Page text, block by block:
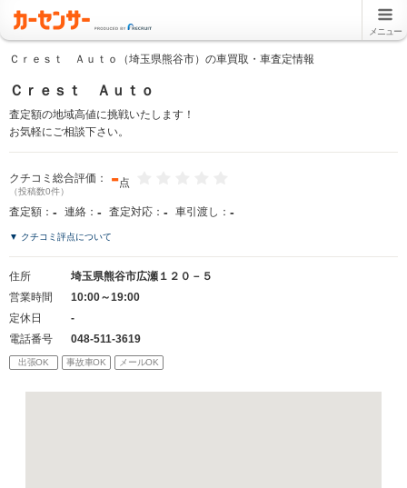
メニュー
Ｃｒｅｓｔ Ａｕｔｏ（埼玉県熊谷市）の車買取・車査定情報
Ｃｒｅｓｔ Ａｕｔｏ
査定額の地域高値に挑戦いたします！
お気軽にご相談下さい。
クチコミ総合評価： -点
（投稿数0件）
査定額： - 連絡： - 査定対応： - 車引渡し： -
▼ クチコミ評点について
住所
埼玉県熊谷市広瀬１２０－５
営業時間
10:00～19:00
定休日
-
電話番号
048-511-3619
出張OK 事故車OK メールOK